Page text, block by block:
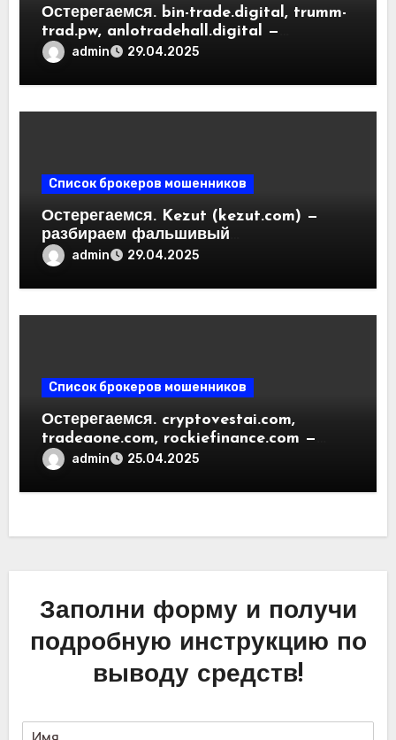
Остерегаемся. bin-trade.digital, trumm-
trad.pw, anlotradehall.digital —
разоблачение фальшивых
Отзывы пользователей
admin 29.04.2025
Список брокеров мошенников
Остерегаемся. Kezut (kezut.com) —
разбираем фальшивый
криптовалютный обменник. Как
пользователей
admin 29.04.2025
Список брокеров мошенников
Остерегаемся. cryptovestai.com,
tradeaone.com, rockiefinance.com —
обзор новых платформ для
admin 25.04.2025
Заполни форму и получи
подробную инструкцию по
выводу средств!